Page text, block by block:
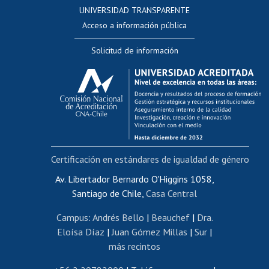
Evaluación docente
Calificación académica
Postulación al AUCAI
Funcionarias/os
Cursos internos de capacitación
Bienestar del personal
Portal de movilidad interna
Certificado de renta
Certificado de renta honorarios
Editar páginas blancas
Extranjeras/os
UNIVERSIDAD TRANSPARENTE
Acceso a información pública
Solicitud de información
Av. Libertador Bernardo O'Higgins 1058,
Santiago de Chile, Casa Central
Campus: Andrés Bello | Beauchef| Dra.
Eloísa Díaz |Juan Gómez Millas | Sur |
más recintos
Certificación en estándares de igualdad de género